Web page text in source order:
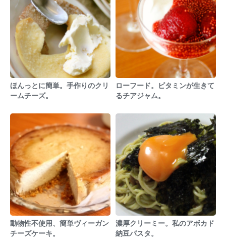
ほんっとに簡単。手作りのクリ
ームチーズ。
ローフード。ビタミンが生きて
るチアジャム。
動物性不使用、簡単ヴィーガン
チーズケーキ。
濃厚クリーミー。私のアボカド
納豆パスタ。